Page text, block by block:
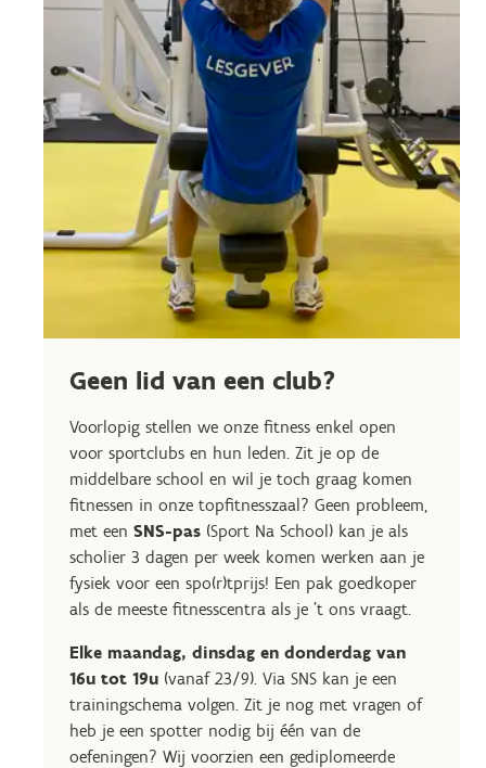
Geen lid van een club?
Voorlopig stellen we onze fitness enkel open
voor sportclubs en hun leden. Zit je op de
middelbare school en wil je toch graag komen
fitnessen in onze topfitnesszaal? Geen probleem,
met een SNS-pas (Sport Na School) kan je als
scholier 3 dagen per week komen werken aan je
fysiek voor een spo(r)tprijs! Een pak goedkoper
als de meeste fitnesscentra als je 't ons vraagt.
Elke maandag, dinsdag en donderdag van
16u tot 19u (vanaf 23/9). Via SNS kan je een
trainingschema volgen. Zit je nog met vragen of
heb je een spotter nodig bij één van de
oefeningen? Wij voorzien een gediplomeerde